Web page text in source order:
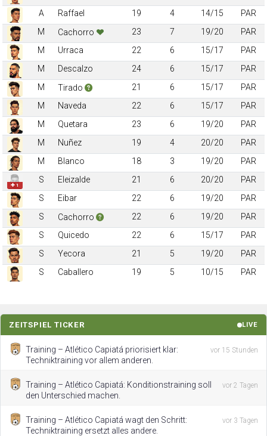
A
Raffael 19 4 14/15
PAR
M
Cachorro 23 7 19/20
PAR
M
Urraca 22 6 15/17
PAR
M
Descalzo 24 6 15/17
PAR
M
Tirado 21 6 15/17
PAR
M
Naveda 22 6 15/17
PAR
M
Quetara 23 6 19/20
PAR
M
Nuñez 19 4 20/20
PAR
M
Blanco 18 3 19/20 PAR
✚ 1
S Eleizalde 21 6 20/20
PAR
S
Eibar 22 6 19/20
PAR
S
Cachorro 22 6 19/20
PAR
S
Quicedo 22 6 15/17
PAR
S
Yecora 21 5 19/20
PAR
S
Caballero 19 5 10/15 PAR
ZEITSPIEL TICKER LIVE
Training – Atlético Capiatá priorisiert klar:
Techniktraining vor allem anderen.
vor 15 Stunden
Training – Atlético Capiatá: Konditionstraining soll
den Unterschied machen.
vor 2 Tagen
Training – Atlético Capiatá wagt den Schritt:
Techniktraining ersetzt alles andere.
vor 3 Tagen